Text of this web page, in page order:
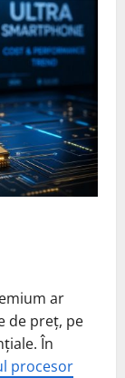
ar
de preț, pe
În
procesor